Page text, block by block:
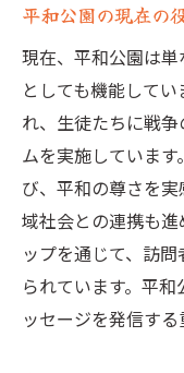
平和公園は国
平和公園
多様な文
国境を
海外から
国際協力
平和公園
平和公園が
教育プロ
平和公園の現在の
現在、平和公園は
としても機能して
れ、生徒たちに戦
ムを実施していま
び、平和の尊さを
域社会との連携も
ップを通じて、訪
られています。平
ッセージを発信する